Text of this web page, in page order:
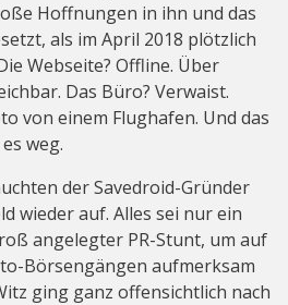
Hoffnungen in ihn und das
als im April 2018 plötzlich
Webseite? Offline. Über
Das Büro? Verwaist.
von einem Flughafen. Und das
weg.
der Savedroid-Gründer
wieder auf. Alles sei nur ein
angelegter PR-Stunt, um auf
Börsengängen aufmerksam
ging ganz offensichtlich nach